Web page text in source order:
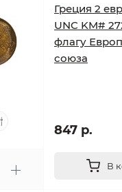
Греция 2
UNC KM#
флагу
союза
847 р.
В